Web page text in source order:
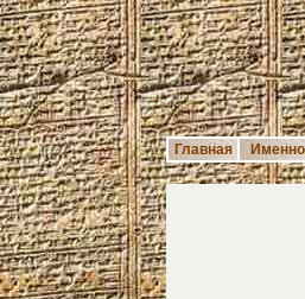
Главная